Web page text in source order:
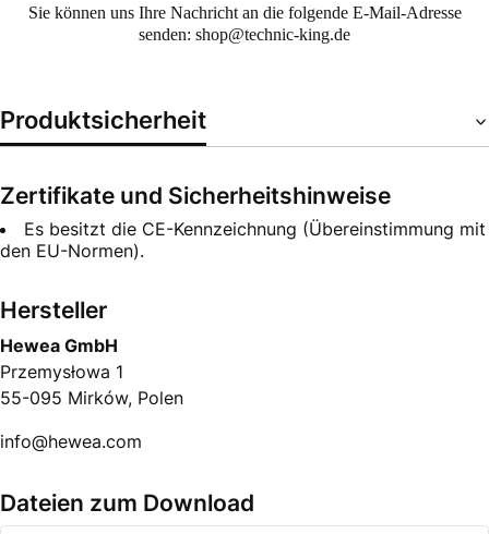
Sie können uns Ihre Nachricht an die folgende E-Mail-Adresse
senden: shop@technic-king.de
Produktsicherheit
Zertifikate und Sicherheitshinweise
Es besitzt die CE-Kennzeichnung (Übereinstimmung mit
den EU-Normen).
Hersteller
Hewea GmbH
Przemysłowa 1
55-095 Mirków, Polen
info@hewea.com
Dateien zum Download